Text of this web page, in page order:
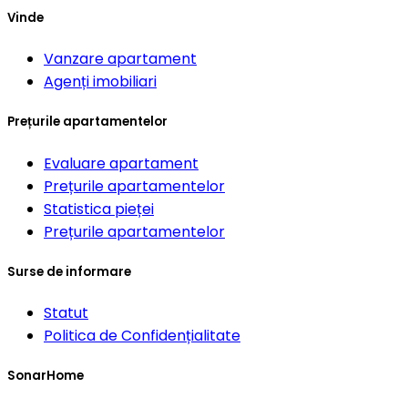
Vinde
Vanzare apartament
Agenți imobiliari
Prețurile apartamentelor
Evaluare apartament
Prețurile apartamentelor
Statistica pieței
Prețurile apartamentelor
Surse de informare
Statut
Politica de Confidențialitate
SonarHome